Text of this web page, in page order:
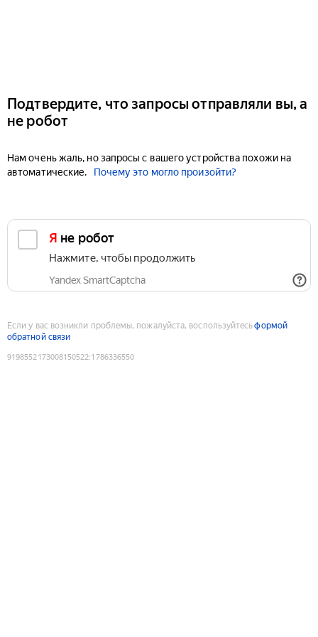
Подтвердите, что запросы отправляли вы, а
не робот
Нам очень жаль, но запросы с вашего устройства похожи на
автоматические.
Почему это могло произойти?
Я не робот
Нажмите, чтобы продолжить
Yandex SmartCaptcha
Если у вас возникли проблемы, пожалуйста, воспользуйтесьформой
обратной связи
9198552173008150522:1786336550